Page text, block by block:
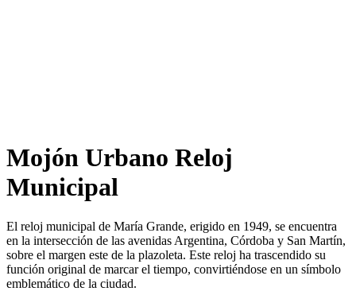
Mojón Urbano Reloj
Municipal
El reloj municipal de María Grande, erigido en 1949, se encuentra
en la intersección de las avenidas Argentina, Córdoba y San Martín,
sobre el margen este de la plazoleta. Este reloj ha trascendido su
función original de marcar el tiempo, convirtiéndose en un símbolo
emblemático de la ciudad.